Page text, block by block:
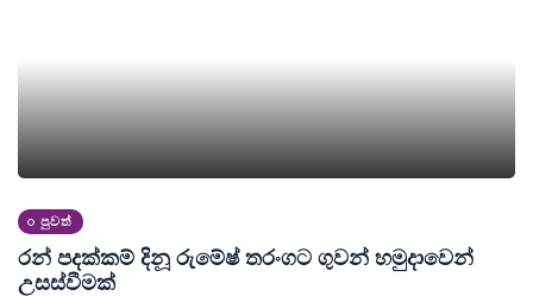
පුවත්
රන් පදක්කම් දිනූ රුමේෂ් තරංගට ගුවන් හමුදාවෙන්
උසස්වීමක්